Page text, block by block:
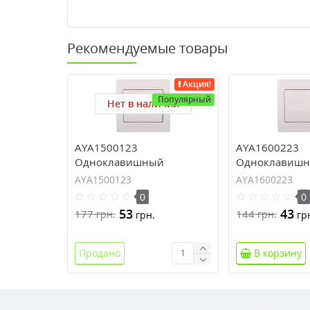
Рекомендуемые товары
Акция!
Популярный
Нет в наличии
AYA1500123
Одноклавишный
переключатель с
подсветкой серии Anya
AYA1500123
0
177грн. 53 грн.
Продано
AYA1600223
подсветкой
AYA1600223
0
144грн. 43
В корзину